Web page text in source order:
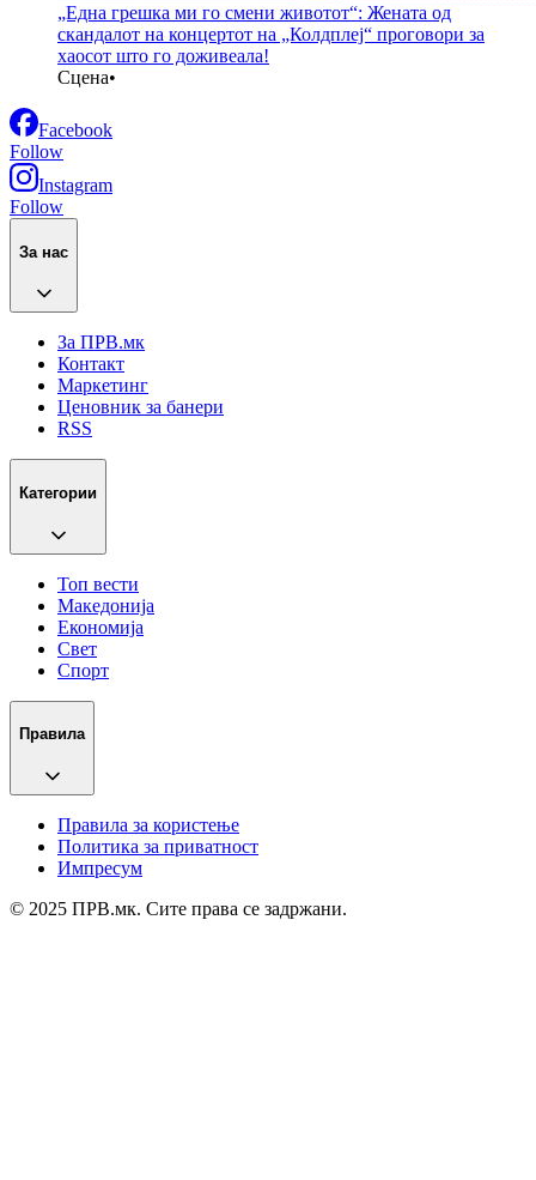
„Една грешка ми го смени животот“: Жената од
скандалот на концертот на „Колдплеј“ проговори за
хаосот што го доживеала!
Сцена•
Facebook
Follow
Instagram
Follow
За нас
За ПРВ.мк
Контакт
Маркетинг
Ценовник за банери
RSS
Категории
Топ вести
Македонија
Економија
Свет
Спорт
Правила
Правила за користење
Политика за приватност
Импресум
© 2025 ПРВ.мк. Сите права се задржани.